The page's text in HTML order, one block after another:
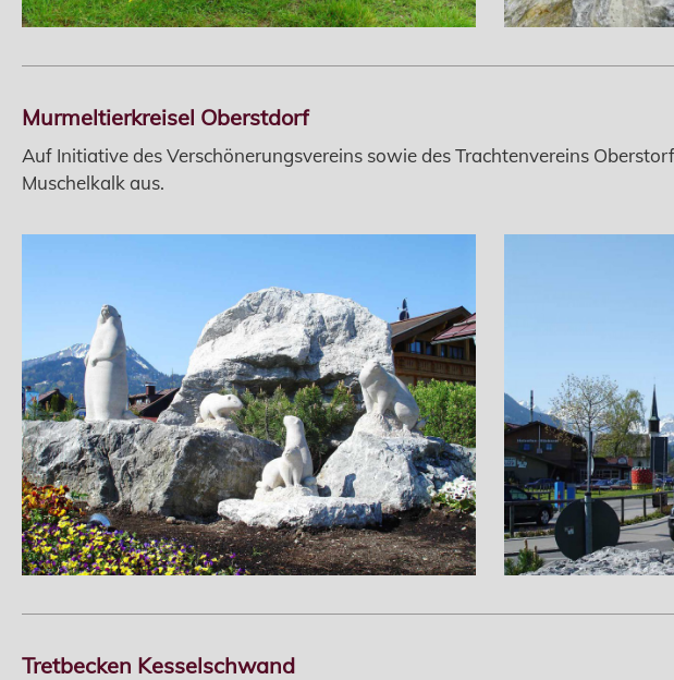
Murmeltierkreisel Oberstdorf
Auf Initiative des Verschönerungsvereins sowie des Trachtenvereins
Muschelkalk aus.
Tretbecken Kesselschwand